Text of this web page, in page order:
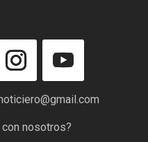
nosotros?